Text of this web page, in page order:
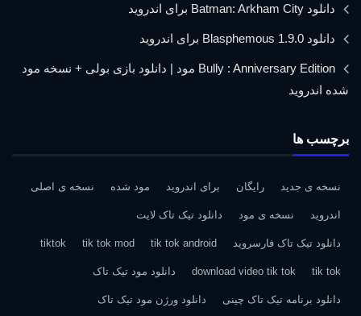
دانلود Batman: Arkham City برای اندروید
دانلود Blasphemous 1.9.0 برای اندروید
Bully : Anniversary Edition مود | دانلود بازی بولی + نسخه مود
شده اندروید
برچسب ها
نسخه ی جدید رایگان برای اندروید مود شده نسخه ی اصلی
اندروید نسخه ی مود دانلود تیک تاک لایت
دانلود تیک تاک فارسروید tik tok android
tik tok mod
tiktok
tik tok
download video tik tok دانلود مود تیک تاک
دانلود برنامه تیک تاک چینی دانلود ورژن مود تیک تاک